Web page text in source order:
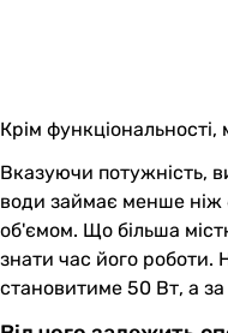
Крім
Вказуючи потужність,
води займає менше ніж
об'ємом. Що більша
знати час його роботи.
становитиме 50 Вт, а